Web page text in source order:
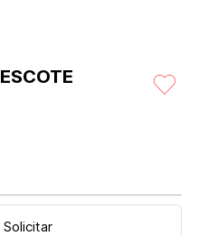
Solicitar